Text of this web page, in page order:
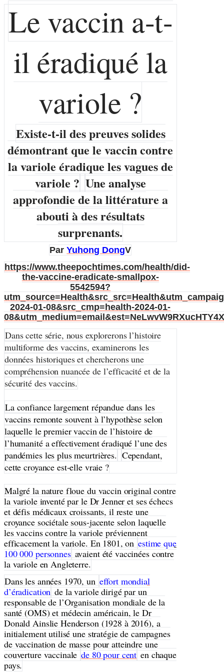
Le vaccin a-t-
il éradiqué la
variole ?
Existe-t-il des preuves solides
démontrant que le vaccin contre
la variole éradique les vagues de
variole ? Une analyse
approfondie de la littérature a
abouti à des résultats
surprenants.
Par Yuhong DongV
https://www.theepochtimes.com/health/did-
the-vaccine-eradicate-smallpox-
5542594?
2024-01-08&src_cmp=health-2024-01-
Dans cette série, nous explorerons l’histoire
multiforme des vaccins, examinerons les
données historiques et chercherons une
compréhension nuancée de l’efficacité et de la
sécurité des vaccins.
La confiance largement répandue dans les
vaccins remonte souvent à l’hypothèse selon
laquelle le premier vaccin de l’histoire de
l’humanité a effectivement éradiqué l’une des
pandémies les plus meurtrières. Cependant,
cette croyance est-elle vraie ?
Malgré la nature floue du vaccin original contre
la variole inventé par le Dr Jenner et ses échecs
et défis médicaux croissants, il reste une
croyance sociétale sous-jacente selon laquelle
les vaccins contre la variole préviennent
efficacement la variole. En 1801, onestime que
100 000 personnesavaient été vaccinées contre
la variole en Angleterre.
Dans les années 1970, un effort mondial
d’éradication de la variole dirigé par un
responsable de l’Organisation mondiale de la
santé (OMS) et médecin américain, le Dr
Donald Ainslie Henderson (1928 à 2016), a
initialement utilisé une stratégie de campagnes
de vaccination de masse pour atteindre une
couverture vaccinale de 80 pour cent en chaque
pays.